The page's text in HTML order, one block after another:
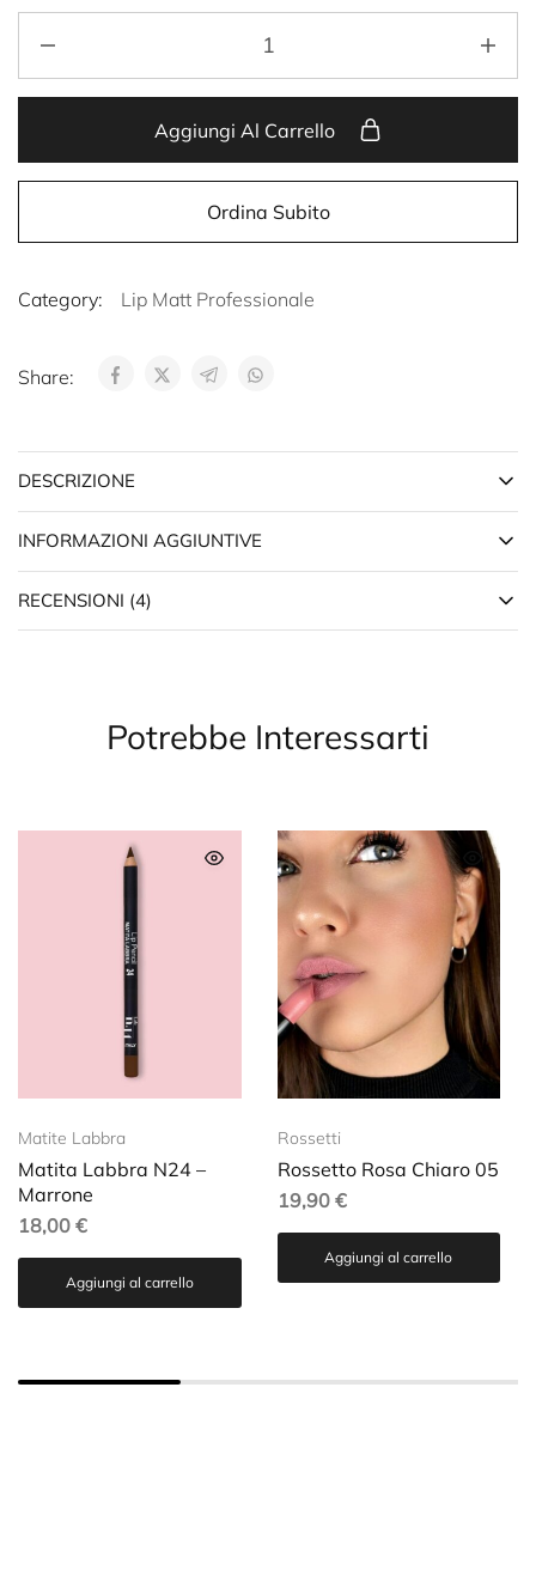
Aggiungi Al Carrello
Ordina Subito
Category: Lip Matt Professionale
Share:
DESCRIZIONE
INFORMAZIONI AGGIUNTIVE
RECENSIONI (4)
Potrebbe Interessarti
Matite Labbra
Matita Labbra N24 –
Marrone
18,00 €
Aggiungi al carrello
Rossetti
Rossetto Rosa Chiaro 05
19,90 €
Aggiungi al carrello